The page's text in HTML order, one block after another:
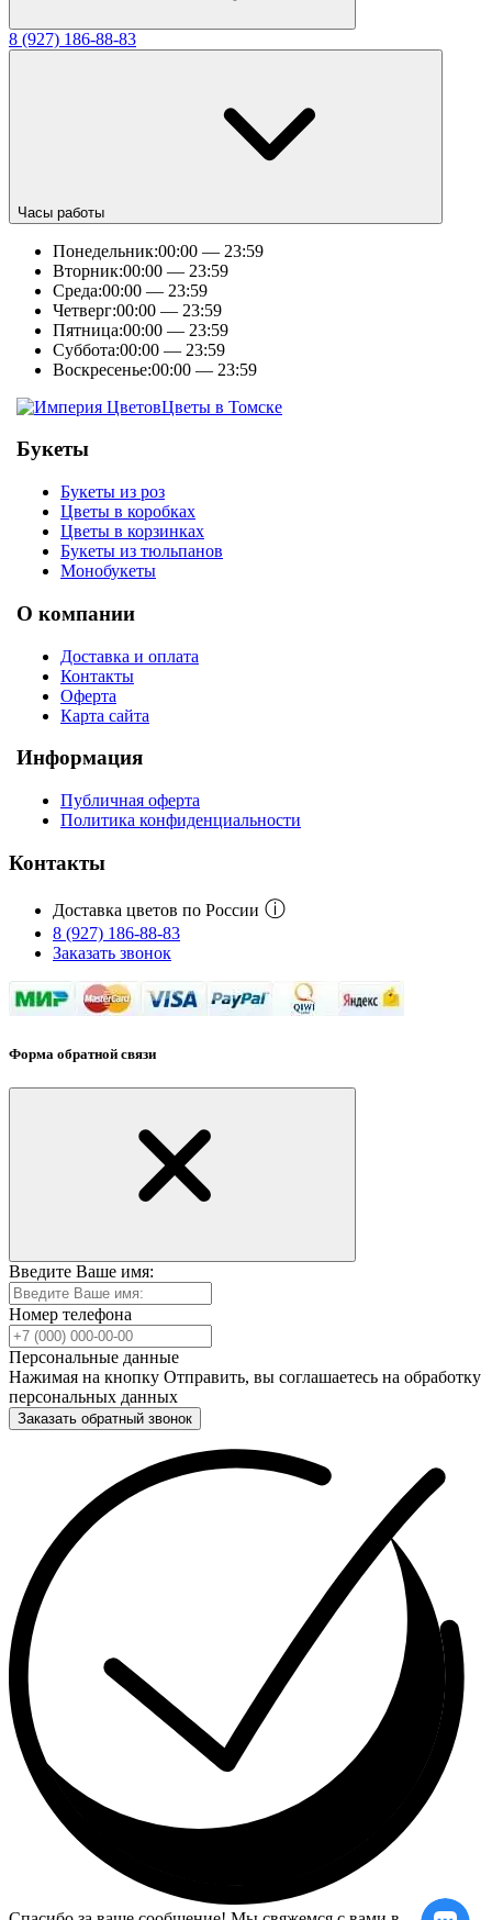
8 (927) 186-88-83
Часы работы
Понедельник:00:00 — 23:59
Вторник:00:00 — 23:59
Среда:00:00 — 23:59
Четверг:00:00 — 23:59
Пятница:00:00 — 23:59
Суббота:00:00 — 23:59
Воскресенье:00:00 — 23:59
Цветы в Томске
Букеты
Букеты из роз
Цветы в коробках
Цветы в корзинках
Букеты из тюльпанов
Монобукеты
О компании
Доставка и оплата
Контакты
Оферта
Карта сайта
Информация
Публичная оферта
Политика конфиденциальности
Контакты
Доставка цветов по России ⓘ
8 (927) 186-88-83
Заказать звонок
Форма обратной связи
Введите Ваше имя:
Номер телефона
Персональные данные
Нажимая на кнопку Отправить, вы соглашаетесь на обработку
персональных данных
Заказать обратный звонок